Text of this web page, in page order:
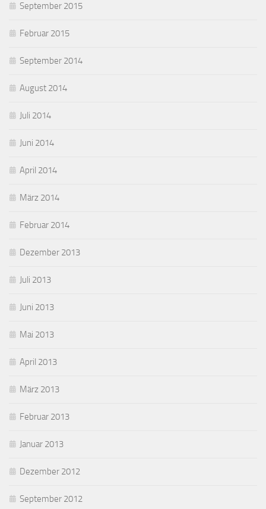
September 2015
Februar 2015
September 2014
August 2014
Juli 2014
Juni 2014
April 2014
März 2014
Februar 2014
Dezember 2013
Juli 2013
Juni 2013
Mai 2013
April 2013
März 2013
Februar 2013
Januar 2013
Dezember 2012
September 2012